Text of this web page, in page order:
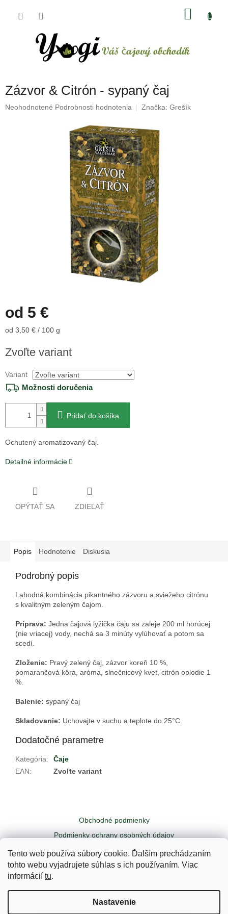
Tento web používa súbory cookie. Ďalším prechádzaním
tohto webu vyjadrujete súhlas s ich používaním. Viac
informácií tu.
Nastavenie
Zázvor & Citrón - sypaný čaj
Priemerné
Neohodnotené Podrobnosti hodnotenia Značka: Grešík
od 5 €
Jednotková
od 3,50 € / 100 g
Zvoľte variant
Variant
Možnosti doručenia
Pridať do košíka
Ochutený aromatizovaný čaj.
Detailné informácie
OPÝTAŤ SA ZDIEĽAŤ
Popis Hodnotenie Diskusia
Podrobný popis
Lahodná kombinácia pikantného zázvoru a sviežeho citrónu
s kvalitným zeleným čajom.
Príprava: Jedna čajová lyžička čaju sa zaleje 200 ml horúcej
(nie vriacej) vody, nechá sa 3 minúty vylúhovať a potom sa
scedí.
Zloženie: Pravý zelený čaj, zázvor koreň 10 %,
pomarančová kôra, aróma, slnečnicový kvet, citrón oplodie 1
%.
Balenie: sypaný čaj
Skladovanie: Uchovajte v suchu a teplote do 25°C.
Dodatočné parametre
Kategória:
Čaje
EAN: Zvoľte variant
ä
Obchodné podmienky
Podmienky ochrany osobných údajov
Odstúpiť od zmluvy tu
Kontakty